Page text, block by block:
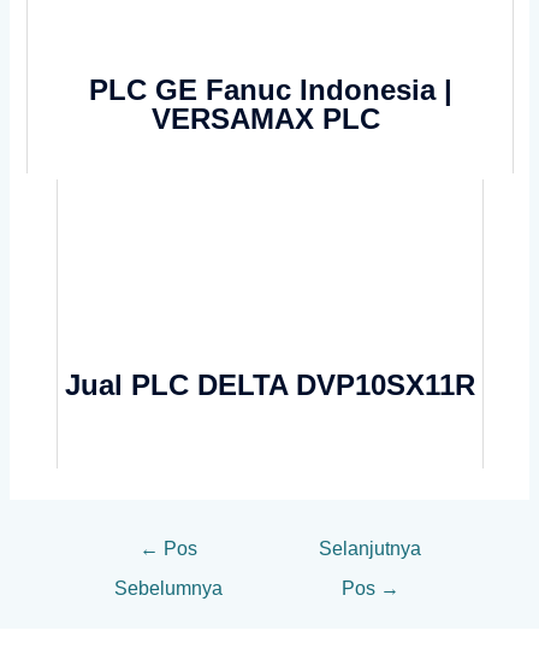
PLC GE Fanuc Indonesia |
VERSAMAX PLC
Jual PLC DELTA DVP10SX11R
← Pos
Sebelumnya
Selanjutnya
Pos →